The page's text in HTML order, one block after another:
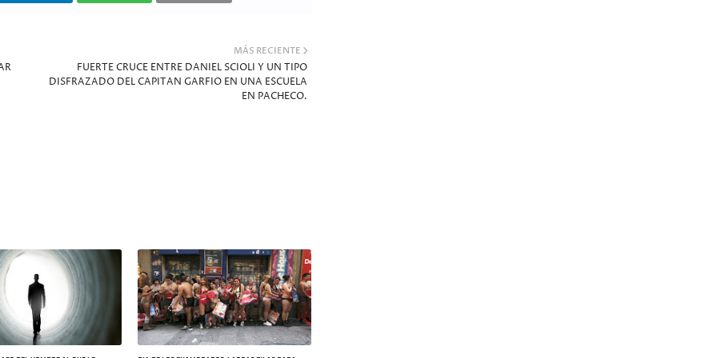
MÁS RECIENTE
FUERTE CRUCE ENTRE DANIEL SCIOLI Y UN TIPO
DISFRAZADO DEL CAPITAN GARFIO EN UNA ESCUELA
EN PACHECO.